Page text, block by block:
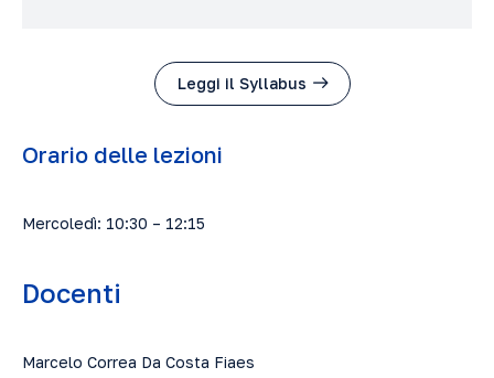
Leggi il Syllabus
Orario delle lezioni
Mercoledì: 10:30 – 12:15
Docenti
Marcelo Correa Da Costa Fiaes